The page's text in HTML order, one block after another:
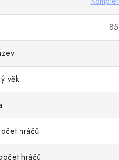
věk
hráčů
hráčů